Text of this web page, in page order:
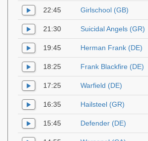
22:45 Girlschool (GB)
21:30 Suicidal Angels (GR)
19:45 Herman Frank (DE)
18:25 Frank Blackfire (DE)
17:25 Warfield (DE)
16:35 Hailsteel (GR)
15:45 Defender (DE)